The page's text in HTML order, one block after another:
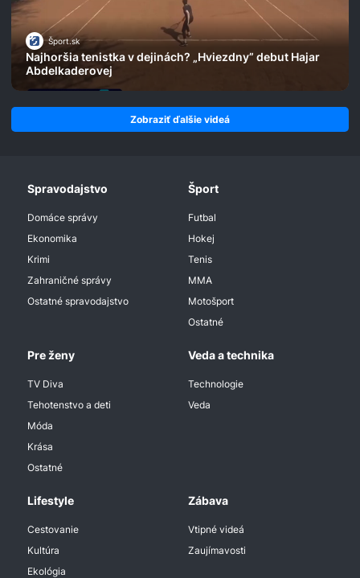
Šport.sk
Najhoršia tenistka v dejinách? „Hviezdny” debut Hajar
Abdelkaderovej
Zobraziť ďalšie videá
Spravodajstvo
Domáce správy
Ekonomika
Krimi
Zahraničné správy
Ostatné spravodajstvo
Šport
Futbal
Hokej
Tenis
MMA
Motošport
Ostatné
Pre ženy
TV Diva
Tehotenstvo a deti
Móda
Krása
Ostatné
Veda a technika
Technologie
Veda
Lifestyle
Cestovanie
Kultúra
Ekológia
Zábava
Vtipné videá
Zaujímavosti